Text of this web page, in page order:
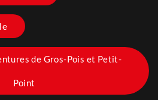
de Gros-Pois et Petit-
Point